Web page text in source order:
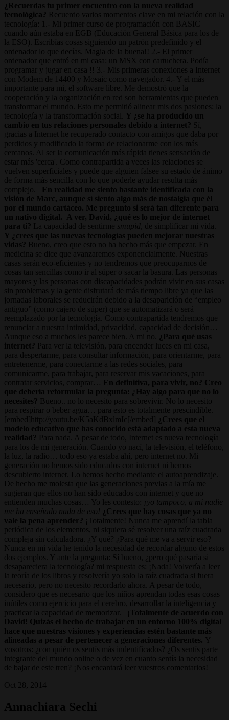
¿Recuerdas tu primer encuentro con la nueva realidad
tecnológica? Recuerdo varios momentos clave en mi relación con la
tecnología: 1.- Mi primer curso de programación con BASIC
cuando aún estaba en EGB (Educación General Básica para los de
la ESO). Escribías cosas siguiendo un patrón predefinido y el
ordenador lo que decías. Magia de la buena!! 2.- El primer
ordenador que entró en mi casa: un MSX con cartuchera. Podía
programar y jugar en casa !! 3.- Mis primeras conexiones a Internet
con Modem de 14400 y Mosaic como navegador. 4.- Y el más
importante para mi, el software libre. Me demostró que la
cooperación y la organización en red son herramientas que pueden
transformar el mundo. Esto me permitió alinear mis dos pasiones: la
tecnología y la transformación social.
Y ¿se ha producido un
cambio en tus relaciones personales debido a internet? Sí,
gracias a Internet he recuperado contacto con amigos que daba por
perdidos y modificado la forma de relacionarme con los más
cercanos. Al ser la comunicación más rápida tienes sensación de
estar más 'cerca'. Como contrapartida a veces las relaciones se
vuelven superficiales y puede que alguien falsee su estado de ánimo
de forma más sencilla con lo que poderle ayudar resulta más
complejo.
En realidad me siento bastante identificada con la
visión de Marc, aunque sí siento algo más de nostalgia que él
por el mundo cartáceo. Me pregunto si será tan diferente para
un nativo digital. A ver, David, ¿qué es lo mejor de internet
para ti? La capacidad de sentirme smupid , de simplificar mi vida.
Y ¿crees que las nuevas tecnologías pueden mejorar nuestras
vidas? Bueno, creo que esto no ha hecho más que empezar. En
medicina se dice que avanzaremos exponencialmente. Nuestras
casas serán eco-eficientes y no tendremos que preocuparnos de
cosas tan sencillas como ir al súper o sacar la basura. Las personas
mayores y las personas con discapacidades podrán vivir en sus casas
sin problemas y la gente disfrutará de más tiempo libre ya que las
jornadas laborales se reducirán debido a la desaparición de “empleo
antiguo” (como cajero de súper) que se automatizará o será
reemplazado por la tecnología. Como contrapartida tendremos que
renunciar a nuestra intimidad, privacidad, capacidad de decisión…
Aunque eso a muchos les parece bien. A mi no.
¿Para qué usas
internet? Para ver la televisión, para encender luces en mi casa,
para despertarme, para consultar información, para orientarme, para
entretenerme, para conectarme a las redes sociales, para
comunicarme, para trabajar, para reservar mis vacaciones, para
contratar servicios, comprar… En definitiva, para vivir, no? Creo
que debería reformular la pregunta: ¿Hay algo para que no lo
necesites? Bueno.. no lo necesito para sobrevivir. No lo necesito
para respirar o beber agua… para esto es totalmente prescindible.
[embed]http://youtu.be/K5aKdBxlmIc[/embed] ¿Crees que el
modelo educativo que has conocido está adaptado a esta nueva
realidad? Para nada. A pesar de todo, Internet es nueva tecnología
para los de mi generación. Cuando yo nací, la televisión, el teléfono,
la luz, la radio… todo eso ya estaba ahí, pero internet no. Mi
generación no hemos sido educados con internet ni hemos
descubierto internet. Lo hemos hecho mediante el autoaprendizaje.
De hecho me molesta que las generaciones previas a la mía me
sugieran que ellos no han sido educados con internet y que no
entienden muchas cosas… Yo les contesto:
¡yo tampoco, a mi nadie
me ha enseñado nada de eso! ¿Crees que hay cosas que ya no
vale la pena aprender? ¡Totalmente! Nunca me aprendí la tabla
periódica de los elementos, ni siquiera sé resolver una raíz cuadrada
compleja sin calculadora. ¿Y qué? ¿Para qué me va a servir eso?
Nunca en mi vida he tenido la necesidad de recordar alguno de estos
dos ejemplos. Y ante la pregunta: Sí bueno, ¿pero qué pasaría si
desapareciera la tecnología? mi respuesta es: ¡Nada! Volvería a leer
la teoría de los libros y resolvería yo solo la raíz cuadrada si fuera
necesario, pero no necesito recordarlo ahora. A pesar de todo,
considero que es necesario que los niños aprendan todas esas cosas
inútiles como ejercicio para el cerebro, desarrollar la inteligencia y
practicar la capacidad de memorizar.
¡Totalmente de acuerdo con
David! Quizás el hecho de trabajar en un entorno 100% digital
hace que nuestras visiones y experiencias estén bastante más
alineadas a pesar de pertenecer a generaciones diferentes. Y
vosotros: ¿con quién os sentís más indentificados? ¿Os sentís parte
integrante del mundo online o de vez en cuanto sentís la necesidad
de bajar de este tren? ¡Nos encantará leer vuestros comentarios!
Oct 28, 2014
Annachiara Sechi